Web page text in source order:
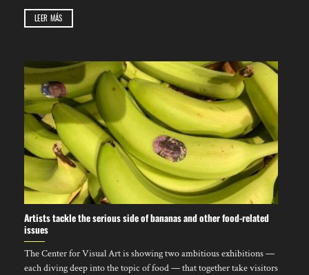
LEER MÁS
Artists tackle the serious side of bananas and other food-related
issues
The Center for Visual Art is showing two ambitious exhibitions —
each diving deep into the topic of food — that together take visitors